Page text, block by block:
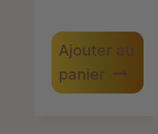
20.00 €.
Ajouter au
panier